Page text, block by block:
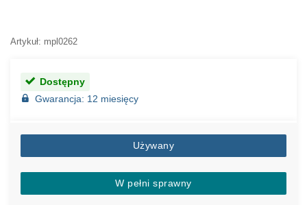
Artykuł: mpl0262
Dostępny
Gwarancja: 12 miesięcy
Używany
W pełni sprawny